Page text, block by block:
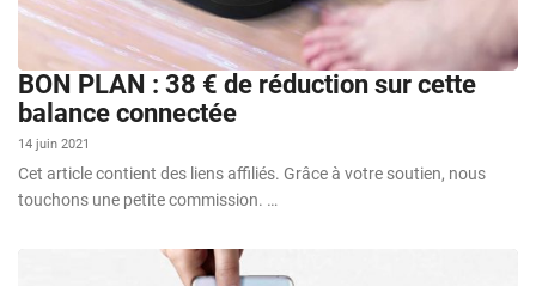
BON PLAN : 38 € de réduction sur cette
balance connectée
14 juin 2021
Cet article contient des liens affiliés. Grâce à votre soutien, nous
touchons une petite commission. …